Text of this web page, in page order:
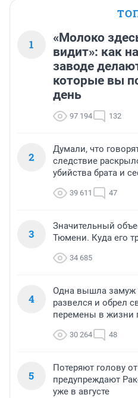
1
«Молоко
видит»: как
заводе
которые вы
день
97 194 132
2
Думали, что
следствие
убийства брата и
39 611 47
3
Значительный
Тюмени. Куда его
34 685
4
Одна вышла замуж
развелся и обрел
перемены в жизни
30 264 48
5
Потеряют голову
предупреждают
уже в августе